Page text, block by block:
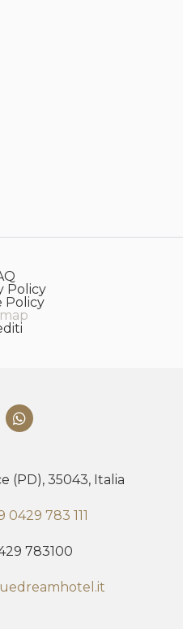
Policy
Policy
(PD), 35043, Italia
0429 783 111
783100